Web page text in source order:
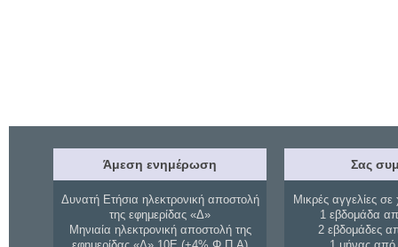
Άμεση ενημέρωση
Δυνατή Ετήσια ηλεκτρονική αποστολή
της εφημερίδας «Δ»
Μηνιαία ηλεκτρονική αποστολή της
Σας
Μικρές αγγελίες σε
1 εβδομάδα
2 εβδομάδες